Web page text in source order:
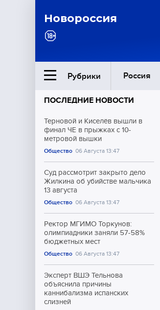
Новороссия
Рубрики Россия
Ближний Восток
Общество
Культура
ПОСЛЕДНИЕ НОВОСТИ
Терновой и Киселёв вышли в
финал ЧЕ в прыжках с 10-
метровой вышки
Общество 06 Августа 13:47
Суд рассмотрит закрыто дело
Жилкина об убийстве мальчика
13 августа
Общество 06 Августа 13:47
Ректор МГИМО Торкунов:
олимпиадники заняли 57-58%
бюджетных мест
Общество 06 Августа 13:47
Эксперт ВШЭ Тельнова
объяснила причины
каннибализма испанских
слизней